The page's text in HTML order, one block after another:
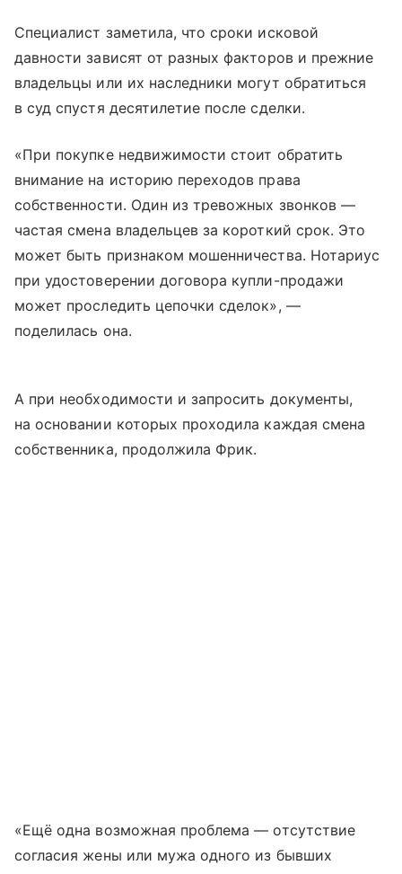
Специалист заметила, что сроки исковой
давности зависят от разных факторов и прежние
владельцы или их наследники могут обратиться
в суд спустя десятилетие после сделки.
«При покупке недвижимости стоит обратить
внимание на историю переходов права
собственности. Один из тревожных звонков —
частая смена владельцев за короткий срок. Это
может быть признаком мошенничества. Нотариус
при удостоверении договора купли-продажи
может проследить цепочки сделок», —
поделилась она.
А при необходимости и запросить документы,
на основании которых проходила каждая смена
собственника, продолжила Фрик.
«Ещё одна возможная проблема — отсутствие
согласия жены или мужа одного из бывших